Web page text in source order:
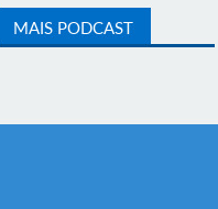
MAIS PODCAST